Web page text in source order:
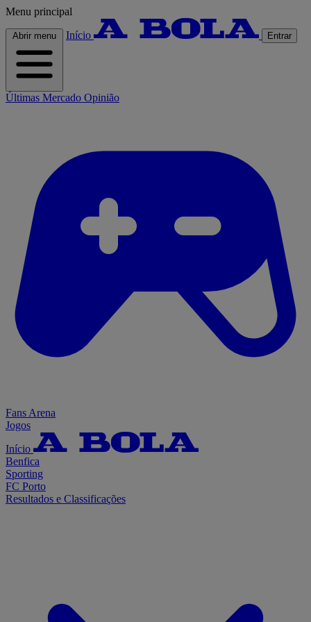
Menu principal
Abrir menu Início Entrar
Últimas Mercado Opinião
Fans Arena
Jogos
Início
Benfica
Sporting
FC Porto
Resultados e Classificações